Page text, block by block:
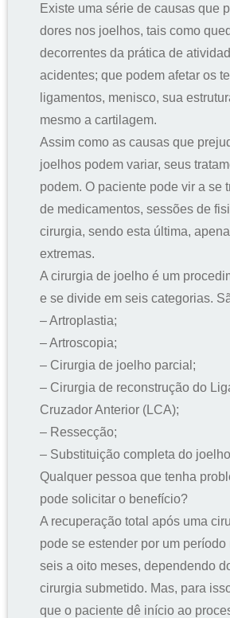
Existe uma série de causas que
dores nos joelhos, tais como
decorrentes da prática de
acidentes; que podem afetar os
ligamentos, menisco, sua
mesmo a cartilagem.
Assim como as causas que
joelhos podem variar, seus
podem. O paciente pode vir a se
de medicamentos, sessões de
cirurgia, sendo esta última,
extremas.
A cirurgia de joelho é um
e se divide em seis categorias.
– Artroplastia;
– Artroscopia;
– Cirurgia de joelho parcial;
– Cirurgia de reconstrução do
Cruzador Anterior (LCA);
– Ressecção;
– Substituição completa do
Qualquer pessoa que tenha
pode solicitar o benefício?
A recuperação total após uma
pode se estender por um período
seis a oito meses, dependendo
cirurgia submetido. Mas, para
que o paciente dê início ao